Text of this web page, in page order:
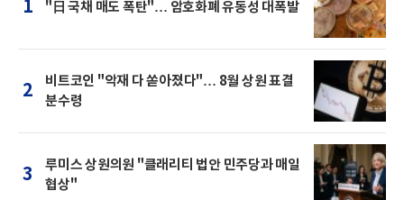
1 "日 국채 매도 폭탄"… 암호화폐 유동성 대폭발
2
비트코인 "악재 다 쏟아졌다"… 8월 상원 표결
분수령
3
루미스 상원의원 "클래리티 법안 민주당과 매일
협상"